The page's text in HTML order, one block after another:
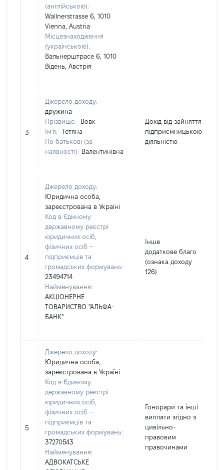
(англійською):
Wallnerstrasse 6, 1010
Vienna, Austria
Місцезнаходження
(українською):
Вальнерштрасе 6, 1010
Відень, Австрія
3
Джерело доходу:
дружина
Прізвище:
Вовк
Ім'я:
Тетяна
По батькові (за
наявності): Валентинівна
Дохід від зайняття
підприємницькою
діяльністю
4
Джерело доходу:
Юридична особа,
зареєстрована в Україні
Код в Єдиному
державному реєстрі
юридичних осіб,
фізичних осіб –
підприємців та
громадських формувань:
23494714
Найменування:
АКЦІОНЕРНЕ
ТОВАРИСТВО "АЛЬФА-
БАНК"
Інше
додаткове благо
(ознака доходу
126)
5
Джерело доходу:
Юридична особа,
зареєстрована в Україні
Код в Єдиному
державному реєстрі
юридичних осіб,
фізичних осіб –
підприємців та
громадських формувань:
37270543
Найменування:
АДВОКАТСЬКЕ
Гонорари та інші
виплати згідно з
цивільно-
правовим
правочинами